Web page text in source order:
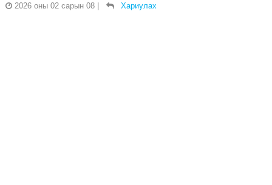
2026 оны 02 сарын 08
Хариулах